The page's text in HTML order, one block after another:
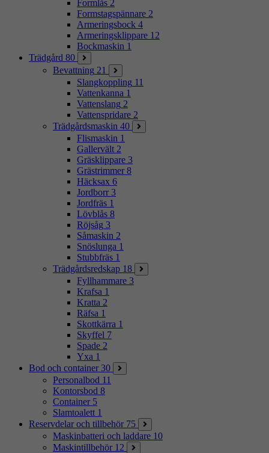
Formlås 2
Formstagspännare 2
Armeringsbock 4
Armeringsklippare 12
Bockmaskin 1
Trädgård 80
Bevattning 21
Slangkoppling 11
Vattenkanna 1
Vattenslang 2
Vattenspridare 2
Trädgårdsmaskin 40
Flismaskin 1
Gallervält 2
Gräsklippare 3
Grästrimmer 8
Häcksax 6
Jordborr 3
Jordfräs 1
Lövblås 8
Röjsåg 3
Såmaskin 2
Snöslunga 1
Stubbfräs 1
Trädgårdsredskap 18
Fyllhammare 3
Krafsa 1
Kratta 2
Räfsa 1
Skottkärra 1
Skyffel 7
Spade 2
Yxa 1
Bod och container 30
Personalbod 11
Kontorsbod 8
Container 5
Slamtoalett 1
Reservdelar och tillbehör 75
Maskinbatteri och laddare 10
Maskintillbehör 12